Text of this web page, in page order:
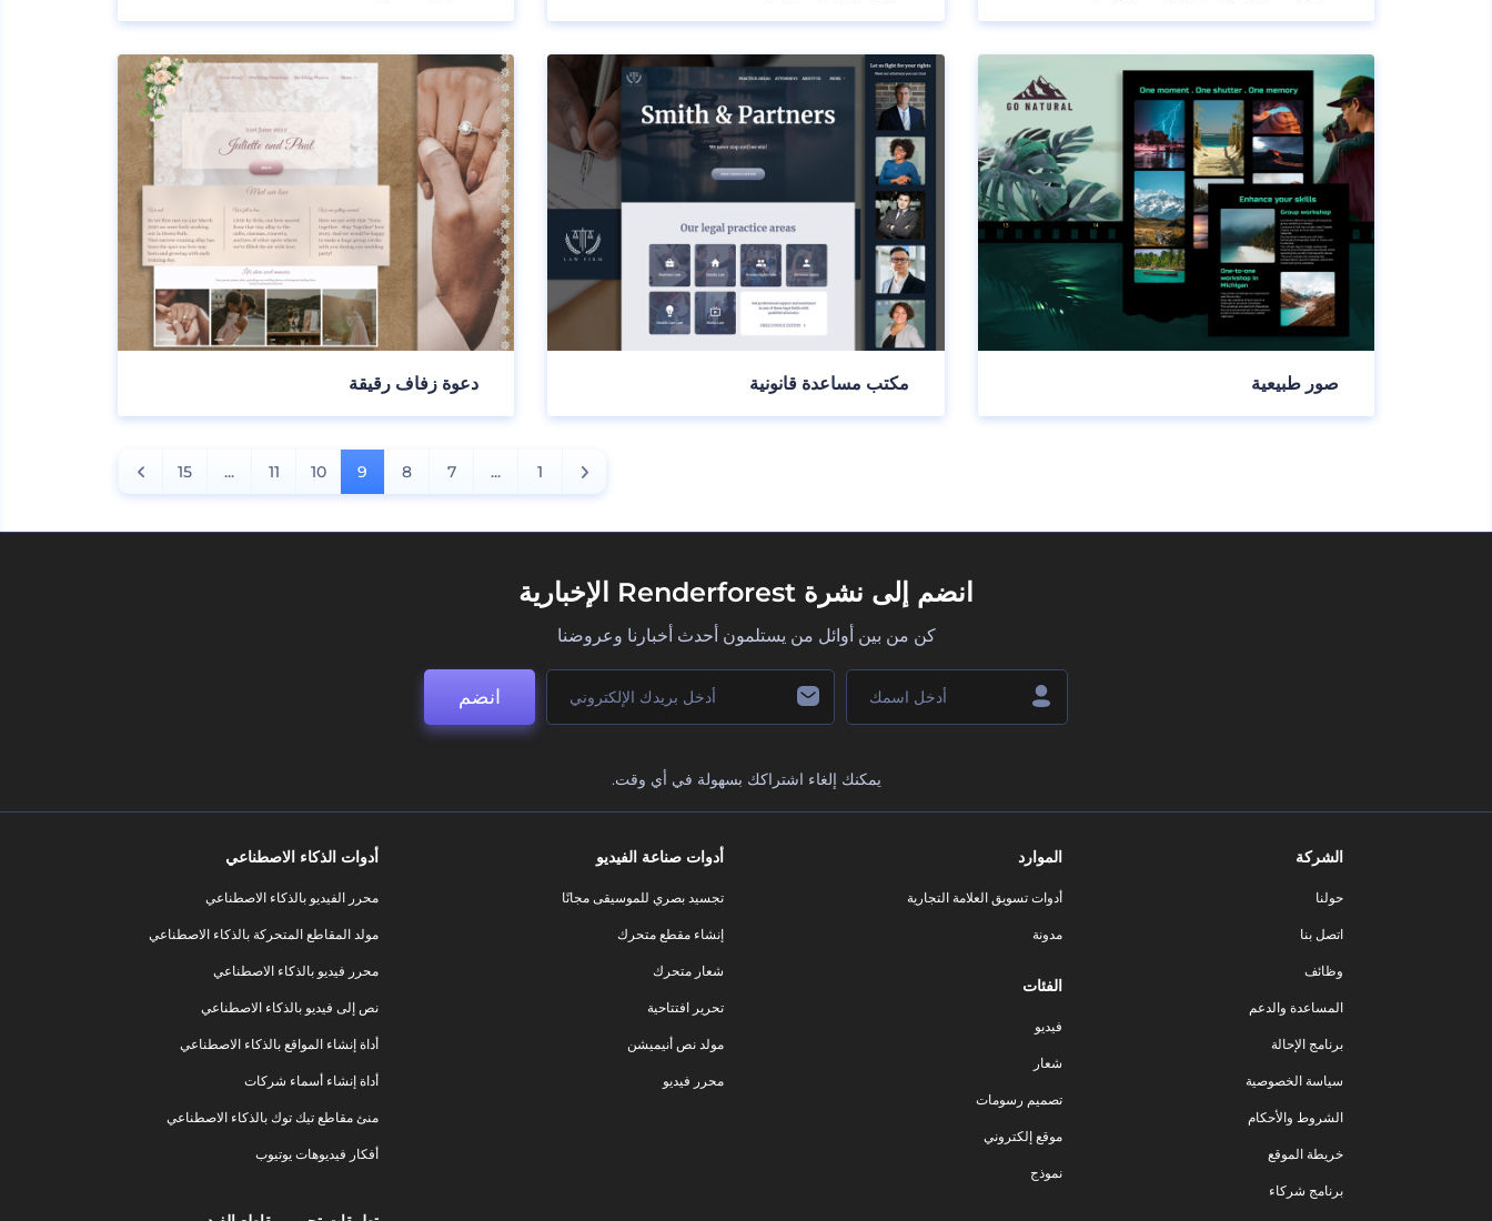
صور طبيعية مكتب مساعدة قانونية دعوة زفاف رقيقة
1
...
7
8
9
10
11
...
15
انضم إلى نشرة Renderforest الإخبارية
كن من بين أوائل من يستلمون أحدث أخبارنا وعروضنا
انضم
يمكنك إلغاء اشتراكك بسهولة في أي وقت.
الشركة
حولنا
اتصل بنا
وظائف
المساعدة والدعم
برنامج الإحالة
سياسة الخصوصية
الشروط والأحكام
خريطة الموقع
برنامج شركاء
الموارد
أدوات تسويق العلامة التجارية
مدونة
الفئات
فيديو
شعار
تصميم رسومات
موقع إلكتروني
نموذج
أدوات صناعة الفيديو
تجسيد بصري للموسيقى مجانًا
إنشاء مقطع متحرك
شعار متحرك
تحرير افتتاحية
مولد نص أنيميشن
محرر فيديو
أدوات الذكاء الاصطناعي
محرر الفيديو بالذكاء الاصطناعي
مولد المقاطع المتحركة بالذكاء الاصطناعي
محرر فيديو بالذكاء الاصطناعي
نص إلى فيديو بالذكاء الاصطناعي
أداة إنشاء المواقع بالذكاء الاصطناعي
أداة إنشاء أسماء شركات
منئ مقاطع تيك توك بالذكاء الاصطناعي
أفكار فيديوهات يوتيوب